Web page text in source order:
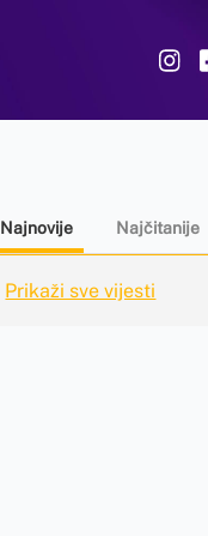
Najnovije Najčitanije
Prikaži sve vijesti